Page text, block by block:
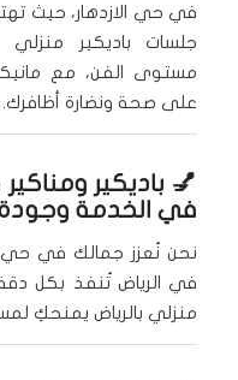
في حي الازدهار، حيث
جلسات باديكير منزلي
مستوى الفن، مع
على صحة ونضارة أظافرك.
💅 باديكير
في الخدمة وجودة
نحن نُعزز جمالك في حي
في الرياض تُنفذ بكل
منزلي بالرياض يمنحكِ